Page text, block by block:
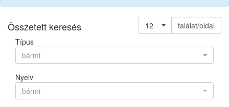
Összetett keresés 12
találat/oldal
Típus
bármi
Nyelv
bármi